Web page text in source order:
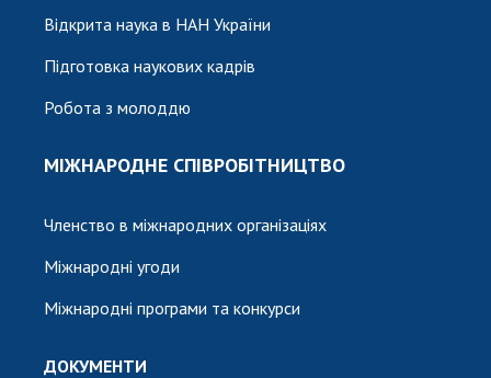
Відкрита наука в НАН України
Підготовка наукових кадрів
Робота з молоддю
МІЖНАРОДНЕ СПІВРОБІТНИЦТВО
Членство в міжнародних організаціях
Міжнародні угоди
Міжнародні програми та конкурси
ДОКУМЕНТИ